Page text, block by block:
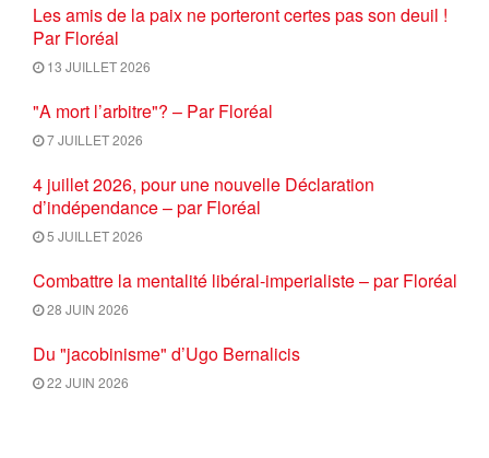
Les amis de la paix ne porteront certes pas son deuil !
Par Floréal
13 JUILLET 2026
"A mort l’arbitre"? – Par Floréal
7 JUILLET 2026
4 juillet 2026, pour une nouvelle Déclaration
d’indépendance – par Floréal
5 JUILLET 2026
Combattre la mentalité libéral-imperialiste – par Floréal
28 JUIN 2026
Du "jacobinisme" d’Ugo Bernalicis
22 JUIN 2026